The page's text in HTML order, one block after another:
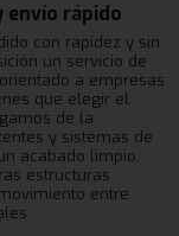
envío rápido
con rapidez y sin
un servicio de
a empresas
que elegir el
de la
y sistemas de
acabado limpio,
estructuras
entre